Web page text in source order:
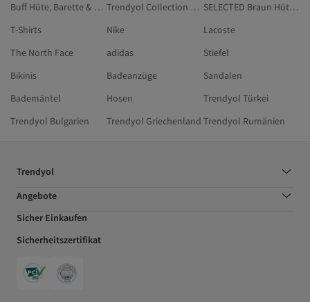
Buff Hüte, Barette & Handschuhe
Trendyol Collection Schwarz Handschuhe
SELECTED Braun Hüte, Barette & Handschuhe
T-Shirts
Nike
Lacoste
The North Face
adidas
Stiefel
Bikinis
Badeanzüge
Sandalen
Bademäntel
Hosen
Trendyol Türkei
Trendyol Bulgarien
Trendyol Griechenland Trendyol Rumänien
Trendyol
Angebote
Sicher Einkaufen
Sicherheitszertifikat